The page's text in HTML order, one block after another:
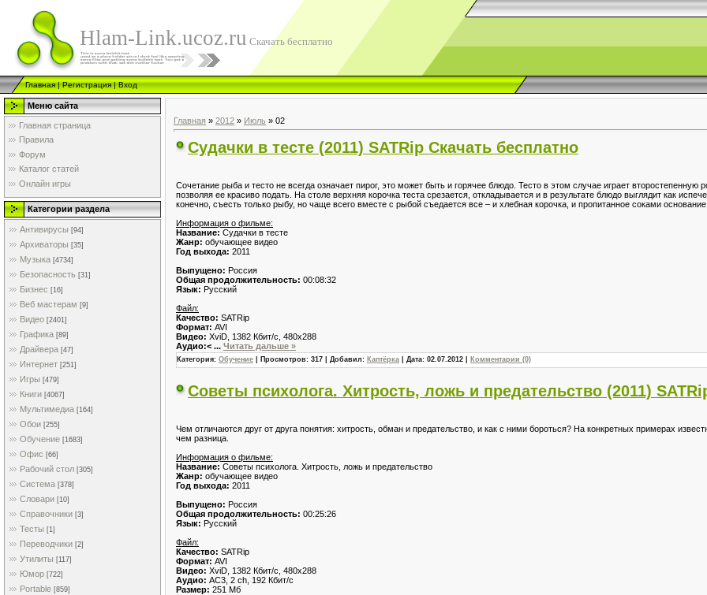
Hlam-Link.ucoz.ru Скачать бесплатно
Главная|Регистрация|Вход
Меню сайта
Главная страница
Правила
Форум
Каталог статей
Онлайн игры
Категории раздела
Антивирусы [94]
Архиваторы [35]
Музыка [4734]
Безопасность [31]
Бизнес [16]
Веб мастерам [9]
Видео [2401]
Графика [89]
Драйвера [47]
Интернет [251]
Игры [479]
Книги [4067]
Мультимедиа [164]
Обои [255]
Обучение [1683]
Офис [66]
Рабочий стол [305]
Система [378]
Словари [10]
Справочники [3]
Тесты [1]
Переводчики [2]
Утилиты [117]
Юмор [722]
Portable [859]
Главная » 2012 » Июль » 02
Судачки в тесте (2011) SATRip Скачать бесплатно
Сочетание рыба и тесто не всегда означает пирог, это может быть и горячее блюдо. Тесто в этом случае играет второстепенную
позволяя ее красиво подать. На столе верхняя корочка теста срезается, откладывается и в результате блюдо выглядит как
конечно, съесть только рыбу, но чаще всего вместе с рыбой съедается все – и хлебная корочка, и пропитанное соками
Информация о фильме:
Название: Судачки в тесте
Жанр: обучающее видео
Год выхода: 2011
Выпущено: Россия
Общая продолжительность: 00:08:32
Язык: Русский
Файл:
Качество: SATRip
Формат: AVI
Видео: XviD, 1382 Кбит/с, 480x288
Аудио:< ... Читать дальше »
Категория: Обучение | Просмотров: 317 | Добавил: Каптёрка | Дата: 02.07.2012 Комментарии (0)
Советы психолога. Хитрость, ложь и предательство (2011)
Чем отличаются друг от друга понятия: хитрость, обман и предательство, и как с ними бороться? На конкретных примерах
чем разница.
Информация о фильме:
Название: Советы психолога. Хитрость, ложь и предательство
Жанр: обучающее видео
Год выхода: 2011
Выпущено: Россия
Общая продолжительность: 00:25:26
Язык: Русский
Файл:
Качество: SATRip
Формат: AVI
Видео: XviD, 1382 Кбит/с, 480x288
Аудио: AC3, 2 ch, 192 Кбит/с
Размер: 251 Мб